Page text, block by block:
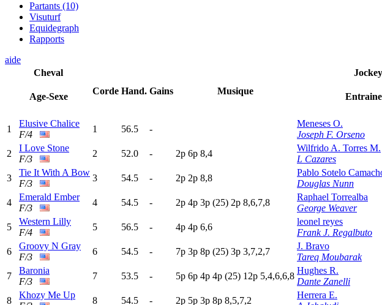
Partants (10)
Visuturf
Equidegraph
Rapports
aide
Cheval
Age-Sexe
Corde Hand. Gains Musique
Jockey
1
Elusive Chalice
F/4
1 56.5 -
Meneses O.
Joseph F. Orseno
2
I Love Stone
F/3
2 52.0 - 2p 6p 8,4
Wilfrido A. Torres M.
L Cazares
3
Tie It With A Bow
F/3
3 54.5 - 2p 2p 8,8
Pablo Sotelo
Douglas Nunn
4
Emerald Ember
F/3
4 54.5 - 2p 4p 3p (25) 2p 8,6,7,8
Raphael Torrealba
George Weaver
5
Western Lilly
F/4
5 56.5 - 4p 4p 6,6
leonel reyes
Frank J. Regalbuto
6
Groovy N Gray
F/3
6 54.5 - 7p 3p 8p (25) 3p 3,7,2,7
J. Bravo
Tareq Moubarak
7
Baronia
F/3
7 53.5 - 5p 6p 4p 4p (25) 12p 5,4,6,6,8
Hughes R.
Dante Zanelli
8
Khozy Me Up
8 54.5 - 2p 5p 3p 8p 8,5,7,2
Herrera E.